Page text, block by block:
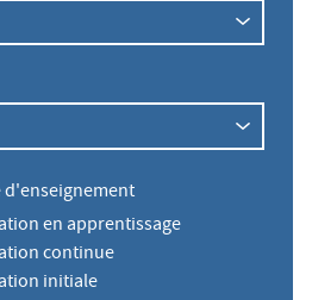
en apprentissage
continue
initiale